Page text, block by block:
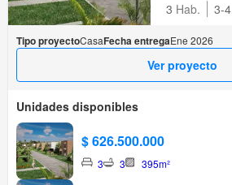
3 Hab. 3-4
Tipo proyectoCasaFecha entregaEne 2026
Ver proyecto
Unidades disponibles
$ 626.500.000
3 3 395m²